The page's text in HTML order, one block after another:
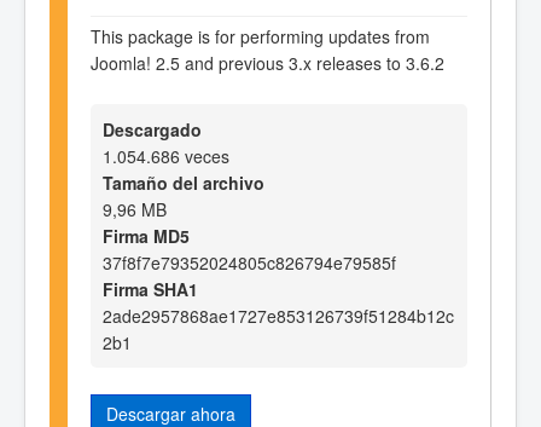
This package is for performing updates from
Joomla! 2.5 and previous 3.x releases to 3.6.2
Descargado
1.054.686 veces
Tamaño del archivo
9,96 MB
Firma MD5
37f8f7e79352024805c826794e79585f
Firma SHA1
2ade2957868ae1727e853126739f51284b12c
2b1
Descargar ahora